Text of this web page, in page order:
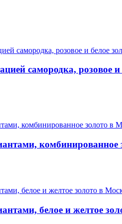
самородка, розовое
комбинированное
белое и желтое